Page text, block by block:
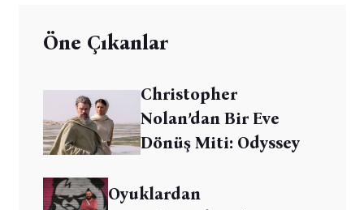
Öne Çıkanlar
Christopher
Nolan’dan Bir Eve
Dönüş Miti: Odyssey
Oyuklardan